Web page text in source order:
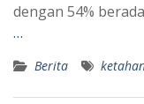
dengan 54%
…
Berita